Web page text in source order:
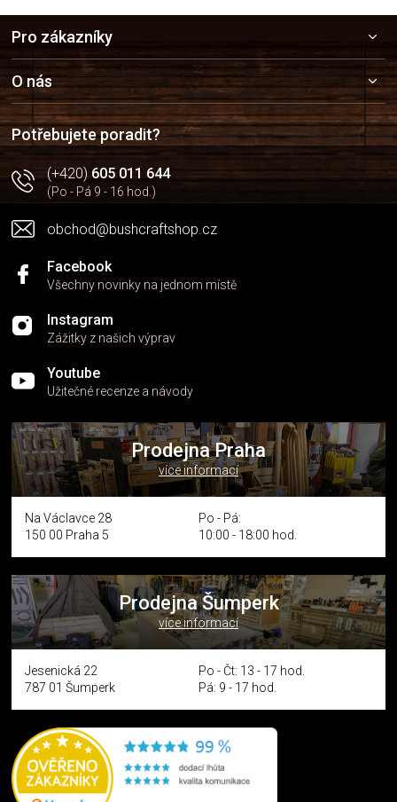
a
t
í
Pro zákazníky
O nás
Potřebujete poradit?
(+420)605 011 644
(Po - Pá 9 - 16 hod.)
obchod@bushcraftshop.cz
Facebook
Všechny novinky na jednom místě
Instagram
Zážitky z našich výprav
Youtube
Užitečné recenze a návody
Prodejna Praha
více informací
Na Václavce 28
150 00 Praha 5
Po - Pá:
10:00 - 18:00 hod.
Prodejna Šumperk
více informací
Jesenická 22
787 01 Šumperk
Po - Čt: 13 - 17 hod.
Pá: 9 - 17 hod.